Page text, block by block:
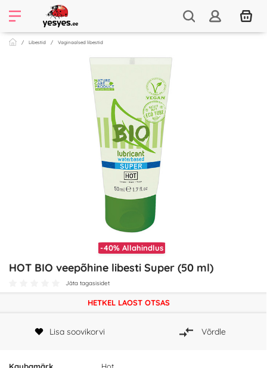
Libestid Vaginaalsed libestid
-40% Allahindlus
HOT BIO veepõhine libesti Super (50 ml)
Jäta tagasisidet
HETKEL LAOST OTSAS
Lisa soovikorvi Võrdle